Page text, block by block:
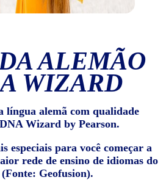
ALEMÃO
WIZARD
língua alemã com qualidade
Wizard by Pearson.
especiais para você começar a
rede de ensino de idiomas do
Geofusion).